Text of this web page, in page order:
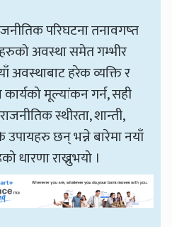
परिघटना तनावगष्त
अवस्था समेत गम्भीर
अवस्थाबाट हरेक व्यक्ति र
मूल्यांकन गर्न, सही
स्थीरता, शान्ती,
छन् भन्ने बारेमा नयाँ
धारणा राख्नुभयो ।